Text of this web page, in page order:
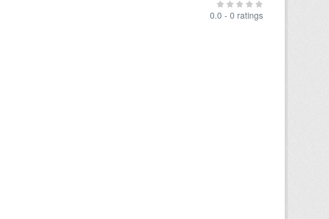
0.0 - 0 ratings